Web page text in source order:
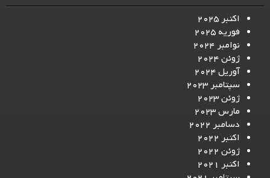
اکتبر 2025
فوریه 2025
نوامبر 2024
ژوئن 2024
آوریل 2024
سپتامبر 2023
ژوئن 2023
مارس 2023
دسامبر 2022
اکتبر 2022
ژوئن 2022
اکتبر 2021